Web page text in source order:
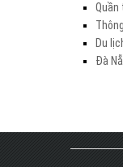
Quần
Du
Đà